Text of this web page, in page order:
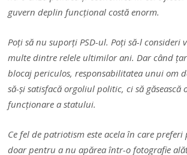
guvern deplin funcțional costă enorm.
Poți să nu suporți PSD-ul. Poți să-l consideri
multe dintre relele ultimilor ani. Dar când
blocaj periculos, responsabilitatea unui om
să-și satisfacă orgoliul politic, ci să găsească
funcționare a statului.
Ce fel de patriotism este acela în care
doar pentru a nu apărea într-o fotografie